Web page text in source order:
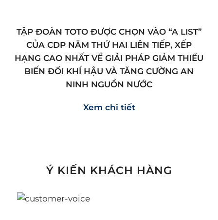
TẬP ĐOÀN TOTO ĐƯỢC CHỌN VÀO “A LIST”
CỦA CDP NĂM THỨ HAI LIÊN TIẾP, XẾP
HẠNG CAO NHẤT VỀ GIẢI PHÁP GIẢM THIỂU
BIẾN ĐỔI KHÍ HẬU VÀ TĂNG CƯỜNG AN
NINH NGUỒN NƯỚC
Xem chi tiết
Ý KIẾN KHÁCH HÀNG